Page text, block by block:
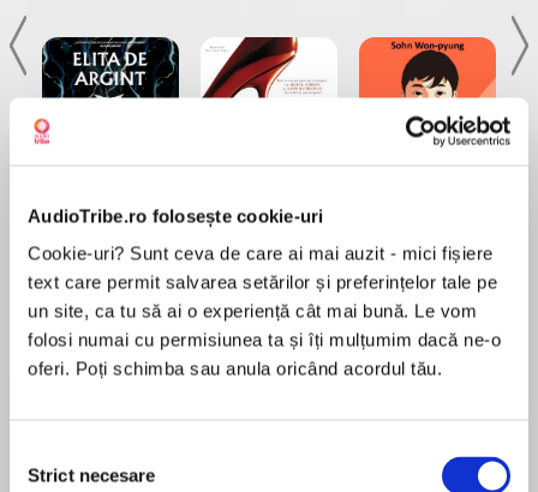
AudioTribe.ro folosește cookie-uri
Cookie-uri? Sunt ceva de care ai mai auzit - mici fișiere
text care permit salvarea setărilor și preferințelor tale pe
un site, ca tu să ai o experiență cât mai bună. Le vom
folosi numai cu permisiunea ta și îți mulțumim dacă ne-o
oferi. Poți schimba sau anula oricând acordul tău.
consimțământului
Strict necesare
de...
Dani Francis
la...
Lauren Weisberger
Desprecarte
oferind un ghid pentru înțelegerea